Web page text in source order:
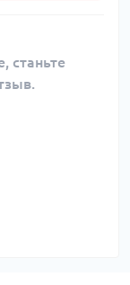
станьте